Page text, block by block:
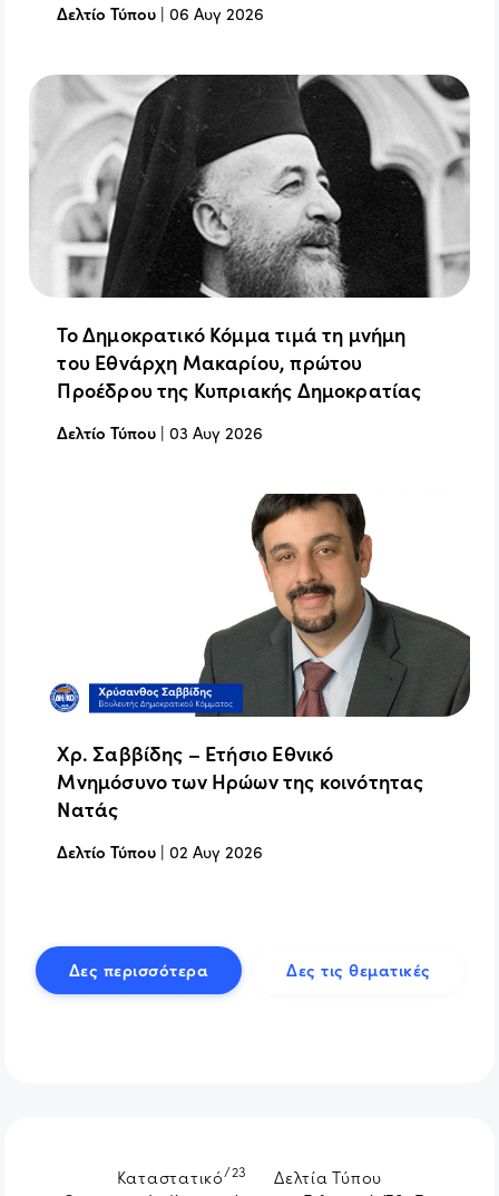
Δελτίο Τύπου |06 Αυγ 2026
Το Δημοκρατικό Κόμμα τιμά τη μνήμη
του Εθνάρχη Μακαρίου, πρώτου
Προέδρου της Κυπριακής Δημοκρατίας
Δελτίο Τύπου |03 Αυγ 2026
Χρ. Σαββίδης – Ετήσιο Εθνικό
Μνημόσυνο των Ηρώων της κοινότητας
Νατάς
Δελτίο Τύπου |02 Αυγ 2026
Δες περισσότερα Δες τις θεματικές
Καταστατικό/23
Δελτία Τύπου